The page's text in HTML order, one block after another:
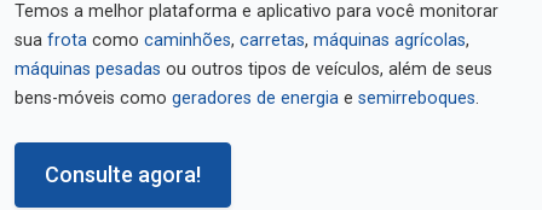
Temos a melhor plataforma e aplicativo para você monitorar
sua frota como caminhões, carretas, máquinas agrícolas,
máquinas pesadas ou outros tipos de veículos, além de seus
bens-móveis como geradores de energia e semirreboques.
Consulte agora!